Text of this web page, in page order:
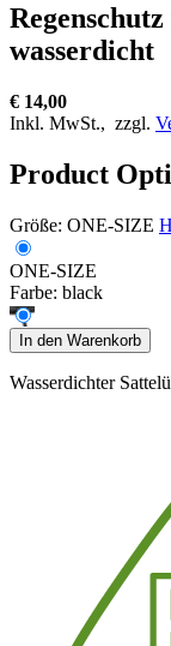
wasserdicht
€ 14,00
Inkl. MwSt., zzgl.
Product
Größe: ONE-SIZE
ONE-SIZE
Farbe: black
In den Warenkorb
Wasserdichter